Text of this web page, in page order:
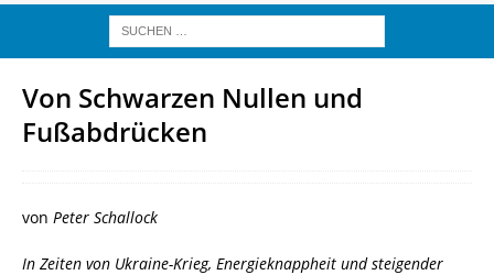
Von Schwarzen Nullen und
Fußabdrücken
von Peter Schallock
In Zeiten von Ukraine-Krieg, Energieknappheit und steigender